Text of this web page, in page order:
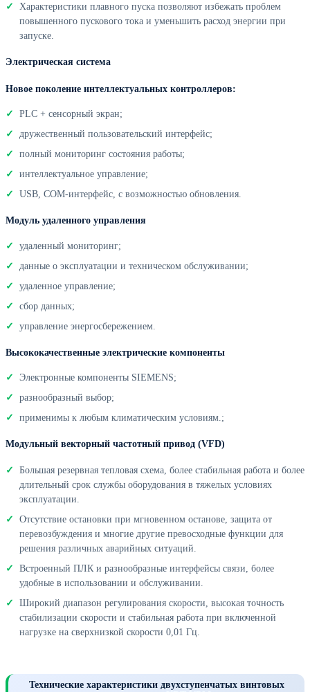
Характеристики плавного пуска позволяют избежать проблем
повышенного пускового тока и уменьшить расход энергии при
запуске.
Электрическая система
Новое поколение интеллектуальных контроллеров:
PLC + сенсорный экран;
дружественный пользовательский интерфейс;
полный мониторинг состояния работы;
интеллектуальное управление;
USB, COM-интерфейс, с возможностью обновления.
Модуль удаленного управления
удаленный мониторинг;
данные о эксплуатации и техническом обслуживании;
удаленное управление;
сбор данных;
управление энергосбережением.
Высококачественные электрические компоненты
Электронные компоненты SIEMENS;
разнообразный выбор;
применимы к любым климатическим условиям.;
Модульный векторный частотный привод (VFD)
Большая резервная тепловая схема, более стабильная работа и более
длительный срок службы оборудования в тяжелых условиях
эксплуатации.
Отсутствие остановки при мгновенном останове, защита от
перевозбуждения и многие другие превосходные функции для
решения различных аварийных ситуаций.
Встроенный ПЛК и разнообразные интерфейсы связи, более
удобные в использовании и обслуживании.
Широкий диапазон регулирования скорости, высокая точность
стабилизации скорости и стабильная работа при включенной
нагрузке на сверхнизкой скорости 0,01 Гц.
Технические характеристики двухступенчатых винтовых